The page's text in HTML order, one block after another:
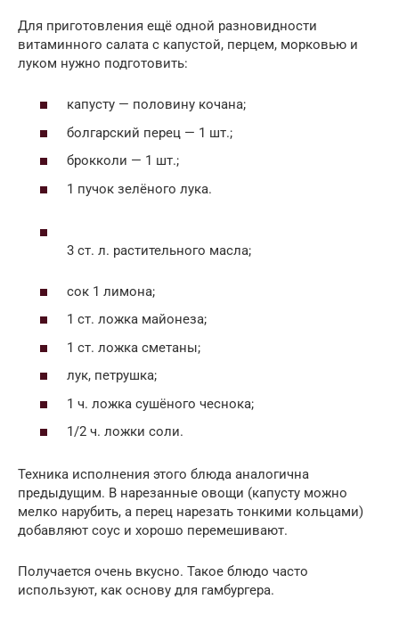
Для приготовления ещё одной разновидности
витаминного салата с капустой, перцем, морковью и
луком нужно подготовить:
капусту — половину кочана;
болгарский перец — 1 шт.;
брокколи — 1 шт.;
1 пучок зелёного лука.
3 ст. л. растительного масла;
сок 1 лимона;
1 ст. ложка майонеза;
1 ст. ложка сметаны;
лук, петрушка;
1 ч. ложка сушёного чеснока;
1/2 ч. ложки соли.
Техника исполнения этого блюда аналогична
предыдущим. В нарезанные овощи (капусту можно
мелко нарубить, а перец нарезать тонкими кольцами)
добавляют соус и хорошо перемешивают.
Получается очень вкусно. Такое блюдо часто
используют, как основу для гамбургера.